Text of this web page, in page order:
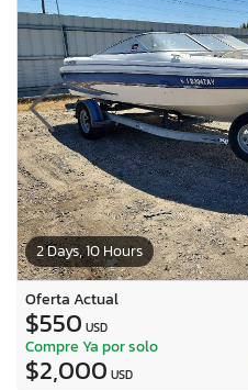
2 Days, 10 Hours
Oferta Actual
$550 USD
Compre Ya por solo
$2,000 USD